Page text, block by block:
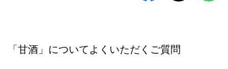
「甘酒」についてよくいただくご質問